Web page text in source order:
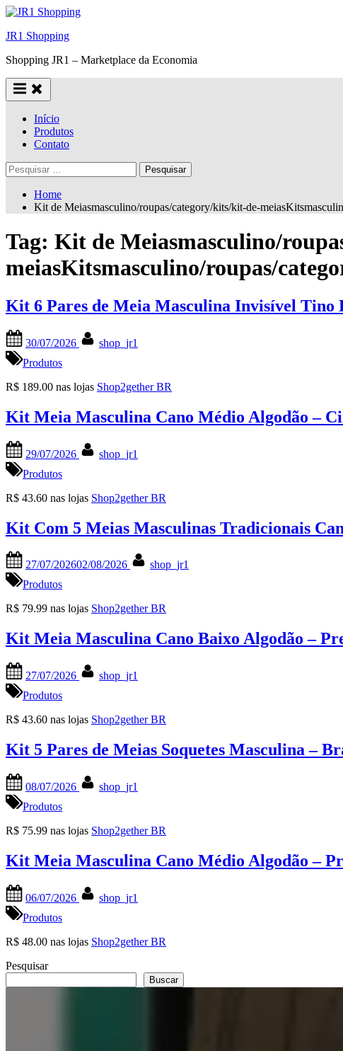
Skip
content
JR1 Shopping
Shopping JR1 – Marketplace da Economia
Início
Produtos
Contato
Pesquisar
por:
Home
Kit de Meiasmasculino/roupas/category/kits/kit-de-
Tag: Kit de Meiasmasculino/
meiasKitsmasculino/roupas/
Kit 6 Pares de Meia Masculina Invisível Tino
on
30/07/2026
shop_jr1
Produtos
R$ 189.00 nas lojas Shop2gether BR
Kit Meia Masculina Cano Médio Algodão –
on
29/07/2026
shop_jr1
Produtos
R$ 43.60 nas lojas Shop2gether BR
Kit Com 5 Meias Masculinas Tradicionais
on
27/07/202602/08/2026
shop_jr1
Produtos
R$ 79.99 nas lojas Shop2gether BR
Kit Meia Masculina Cano Baixo Algodão –
on
27/07/2026
shop_jr1
Produtos
R$ 43.60 nas lojas Shop2gether BR
Kit 5 Pares de Meias Soquetes Masculina –
on
08/07/2026
shop_jr1
Produtos
R$ 75.99 nas lojas Shop2gether BR
Kit Meia Masculina Cano Médio Algodão –
on
06/07/2026
shop_jr1
Produtos
R$ 48.00 nas lojas Shop2gether BR
Pesquisar
Buscar